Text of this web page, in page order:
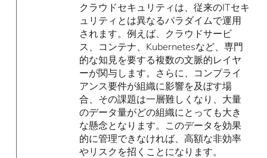
クラウドセキュリティは、従来のITセキ
ュリティとは異なるパラダイムで運用
されます。例えば、クラウドサービ
ス、コンテナ、Kubernetesなど、専門
的な知見を要する複数の文脈的レイヤ
ーが関与します。さらに、コンプライ
アンス要件が組織に影響を及ぼす場
合、その課題は一層難しくなり、大量
のデータ量がどの組織にとっても大き
な懸念となります。このデータを効果
的に管理できなければ、高額な非効率
やリスクを招くことになります。